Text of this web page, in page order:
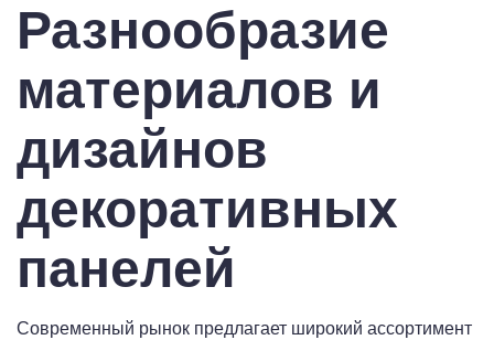
Разнообразие
материалов и
дизайнов
декоративных
панелей
Современный рынок предлагает широкий ассортимент